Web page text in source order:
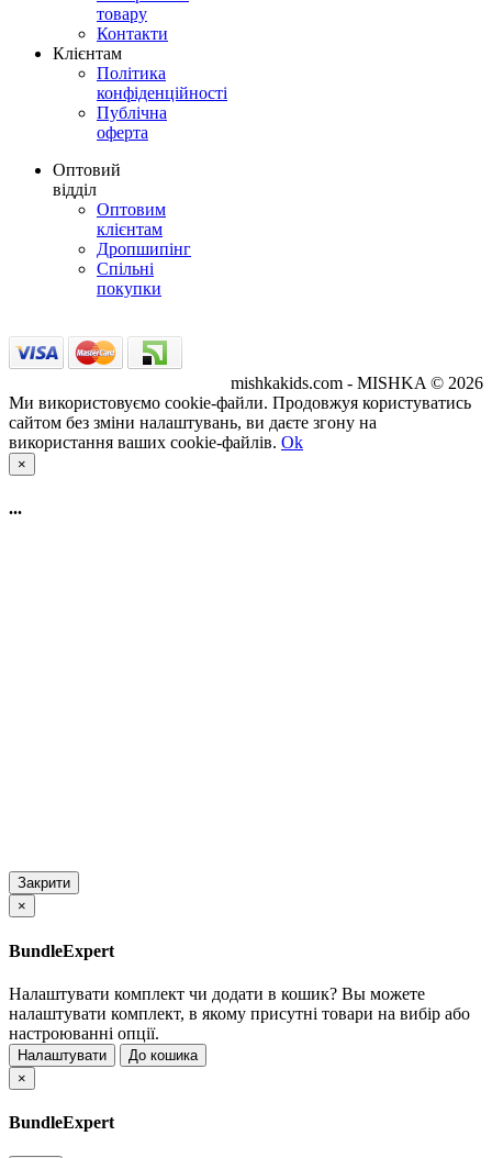
товару
Контакти
Клієнтам
Політика
конфіденційності
Публічна
оферта
Оптовий
відділ
Оптовим
клієнтам
Дропшипінг
Спільні
покупки
mishkakids.com - MISHKA © 2026
Ми використовуємо cookie-файли. Продовжуя користуватись
сайтом без зміни налаштувань, ви даєте згону на
використання ваших cookie-файлів. Ok
×
...
Закрити
×
BundleExpert
Налаштувати комплект чи додати в кошик? Вы можете
налаштувати комплект, в якому присутні товари на вибір або
настроюванні опції.
Налаштувати
До кошика
×
BundleExpert